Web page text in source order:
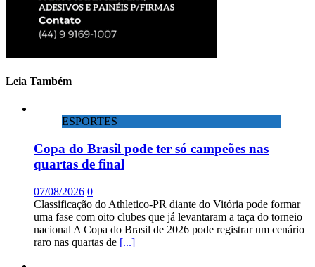
Leia Também
ESPORTES
Copa do Brasil pode ter só campeões nas
quartas de final
07/08/2026 0
Classificação do Athletico-PR diante do Vitória pode formar
uma fase com oito clubes que já levantaram a taça do torneio
nacional A Copa do Brasil de 2026 pode registrar um cenário
raro nas quartas de [...]